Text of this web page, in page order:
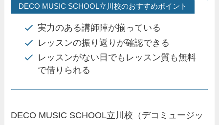
DECO MUSIC SCHOOL立川校のおすすめポイント
実力のある講師陣が揃っている
レッスンの振り返りが確認できる
レッスンがない日でもレッスン質も無料
で借りられる
DECO MUSIC SCHOOL立川校（デコミュージッ